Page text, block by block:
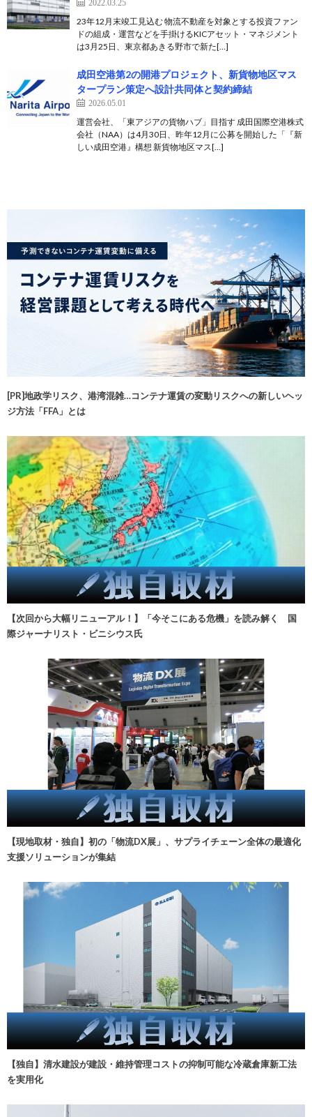
2022.03.25
23年12月末竣工見込む 物流不動産を対象とする投資ファン
ドの組成・運営などを手掛けるKICアセット・マネジメント
は3月25日、東京都あきる野市で新た[…]
成田空港第2の開港プロジェクト、新貨物地区マス
タープラン策定へ設計共同体と契約締結
2026.05.01
運営会社、「東アジアの貨物ハブ」目指す 成田国際空港株式
会社（NAA）は4月30日、昨年12月に公募を開始した「『新
しい成田空港』構想 新貨物地区マス[…]
[PR]地政学リスク、港湾混雑…コンテナ運賃の変動リスクへの新しいヘッ
ジ方法「FFA」とは
【次回から大幅リニューアル！】「今そこにある危機」を読み解く 国
際ジャーナリスト・ビニシウス氏
【現地取材・独自】初の「物流DX展」、サプライチェーン全体の最適化
支援ソリューションが集結
【独自】清水建設が建設・維持管理コストの抑制可能な冷蔵倉庫新工法
を実用化